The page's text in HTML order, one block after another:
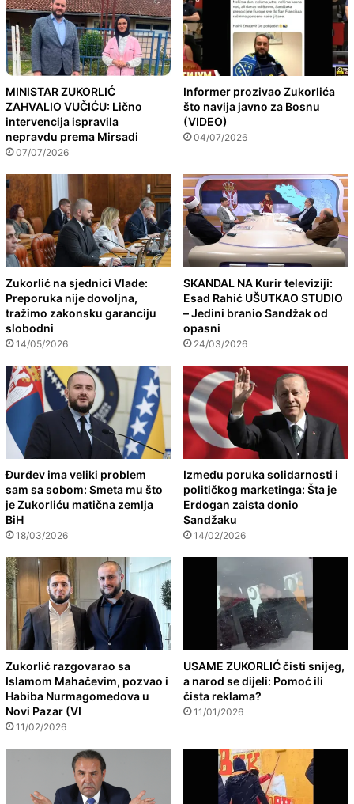
MINISTAR ZUKORLIĆ
ZAHVALIO VUČIĆU: Lično
intervencija ispravila
nepravdu prema Mirsadi
07/07/2026
Informer prozivao Zukorlića
što navija javno za Bosnu
(VIDEO)
04/07/2026
Zukorlić na sjednici Vlade:
Preporuka nije dovoljna,
tražimo zakonsku garanciju
slobodni
14/05/2026
SKANDAL NA Kurir televiziji:
Esad Rahić UŠUTKAO STUDIO
– Jedini branio Sandžak od
opasni
24/03/2026
Đurđev ima veliki problem
sam sa sobom: Smeta mu što
je Zukorliću matična zemlja
BiH
18/03/2026
Između poruka solidarnosti i
političkog marketinga: Šta je
Erdogan zaista donio
Sandžaku
14/02/2026
Zukorlić razgovarao sa
Islamom Mahačevim, pozvao i
Habiba Nurmagomedova u
Novi Pazar (VI
11/02/2026
USAME ZUKORLIĆ čisti snijeg,
a narod se dijeli: Pomoć ili
čista reklama?
11/01/2026